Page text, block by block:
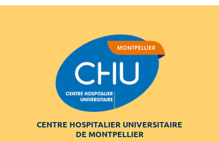
CENTRE HOSPITALIER UNIVERSITAIRE
DE MONTPELLIER